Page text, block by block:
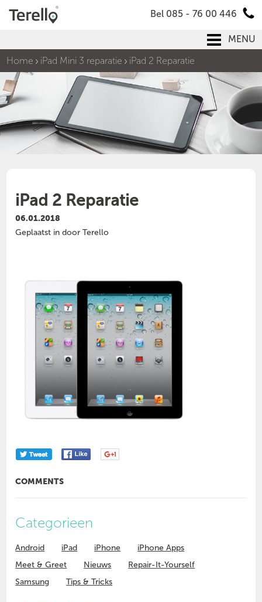
Bel 085 - 76 00 446
MENU
Home
iPad Mini 3 reparatie iPad 2 Reparatie
iPad 2 Reparatie
06.01.2018
Geplaatst in door Terello
COMMENTS
Categorieen
Android iPad iPhone
iPhone Apps
Meet & Greet
Nieuws
Repair-It-Yourself
Samsung
Tips & Tricks